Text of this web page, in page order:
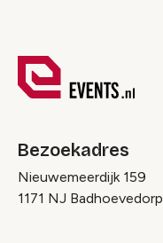
Bezoekadres
Nieuwemeerdijk 159
1171 NJ Badhoevedorp